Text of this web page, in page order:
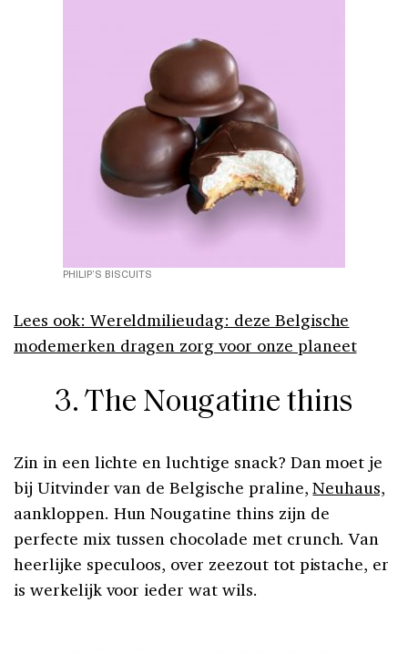
PHILIP’S BISCUITS
Lees ook: Wereldmilieudag: deze Belgische
modemerken dragen zorg voor onze planeet
3. The Nougatine thins
Zin in een lichte en luchtige snack? Dan moet je
bij Uitvinder van de Belgische praline,Neuhaus,
aankloppen. Hun Nougatine thins zijn de
perfecte mix tussen chocolade met crunch. Van
heerlijke speculoos, over zeezout tot pistache, er
is werkelijk voor ieder wat wils.